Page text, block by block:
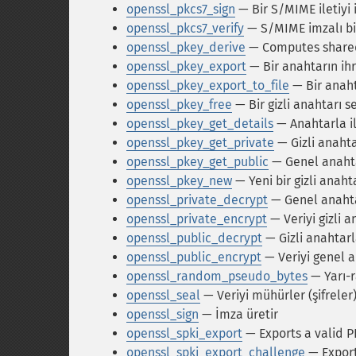
openssl_pkcs7_sign — Bir S/MIME iletiyi
openssl_pkcs7_verify — S/MIME imzalı
openssl_pkey_derive — Computes
openssl_pkey_export — Bir anahtarın
openssl_pkey_export_to_file — Bir
openssl_pkey_free — Bir gizli anahtarı
openssl_pkey_get_details — Anahtarla
openssl_pkey_get_private — Gizli
openssl_pkey_get_public — Genel
openssl_pkey_new — Yeni bir gizli
openssl_private_decrypt — Genel
openssl_private_encrypt — Veriyi gizli
openssl_public_decrypt — Gizli
openssl_public_encrypt — Veriyi genel
openssl_random_pseudo_bytes —
openssl_seal — Veriyi mühürler (şifreler)
openssl_sign — İmza üretir
openssl_spki_export — Exports a valid
openssl_spki_export_challenge —